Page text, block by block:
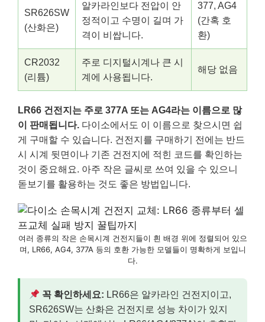
SR626SW
(산화은)
알카라인보다 전압이 안
정적이고 수명이 길며 가
격이 비쌉니다.
377, AG4
(간혹 호
환)
CR2032
(리튬)
주로 디지털시계나 큰 시
계에 사용됩니다.
해당 없음
LR66 건전지는 주로 377A 또는 AG4라는 이름으로 많
이 판매됩니다. 다이소에서도 이 이름으로 찾으시면 쉽
게 구매할 수 있습니다. 건전지를 구매하기 전에는 반드
시 시계 뒷면이나 기존 건전지에 적힌 코드를 확인하는
것이 중요해요. 아주 작은 글씨로 쓰여 있을 수 있으니
돋보기를 활용하는 것도 좋은 방법입니다.
여러 종류의 작은 손목시계 건전지들이 흰 배경 위에 정렬되어 있으
며, LR66, AG4, 377A 등의 호환 가능한 모델들이 명확하게 보입니
다.
꼭 확인하세요: LR66은 알카라인 건전지이고,
SR626SW는 산화은 건전지로 성능 차이가 있지